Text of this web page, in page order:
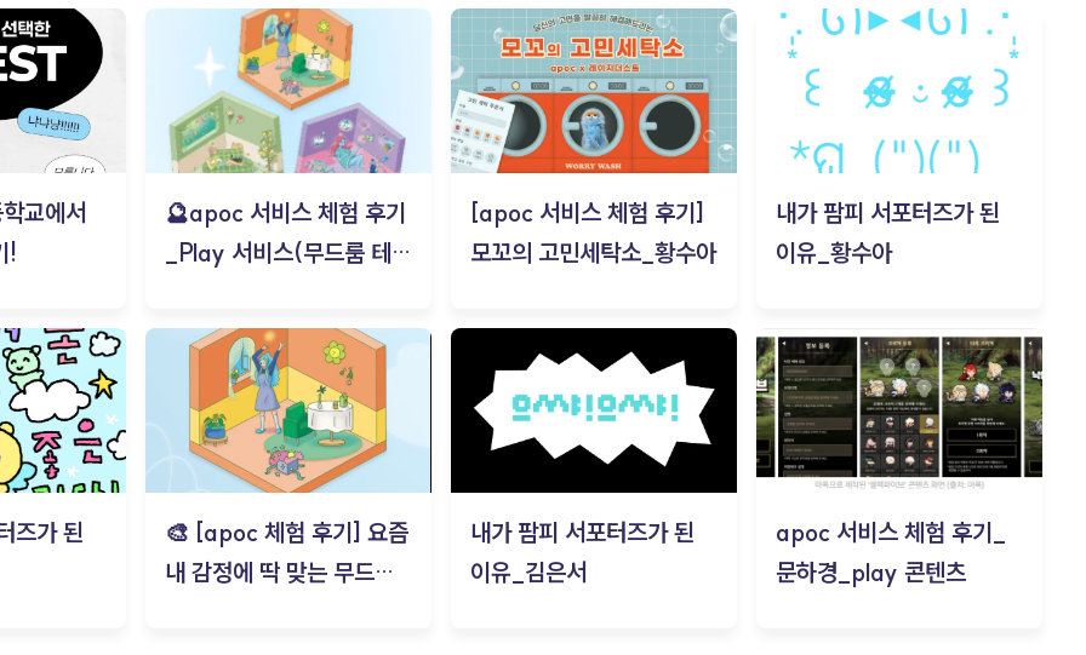
교에서
!
🔮apoc 서비스 체험 후기
_Play 서비스(무드룸 테스
[apoc 서비스 체험 후기]
모꼬의 고민세탁소_황수아
내가 팜피 서포터즈가 된
이유_황수아
즈가 된
🎨 [apoc 체험 후기] 요즘
내 감정에 딱 맞는 무드룸
내가 팜피 서포터즈가 된
이유_김은서
apoc 서비스 체험 후기_
문하경_play 콘텐츠